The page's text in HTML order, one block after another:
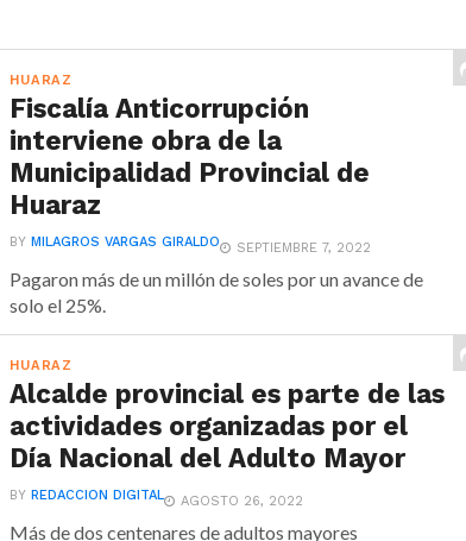
HUARAZ
Fiscalía Anticorrupción
interviene obra de la
Municipalidad Provincial de
Huaraz
BYMILAGROS VARGAS GIRALDO SEPTIEMBRE 7, 2022
Pagaron más de un millón de soles por un avance de
solo el 25%.
HUARAZ
Alcalde provincial es parte de las
actividades organizadas por el
Día Nacional del Adulto Mayor
BYREDACCION DIGITAL AGOSTO 26, 2022
Más de dos centenares de adultos mayores